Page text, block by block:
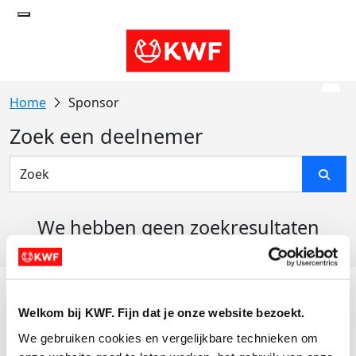
Welkom bij KWF. Fijn dat je onze website bezoekt.
We gebruiken cookies en vergelijkbare technieken om
Sponsor
Zoek een deelnemer
We hebben geen zoekresultaten
Actiematerialen
Evenementen